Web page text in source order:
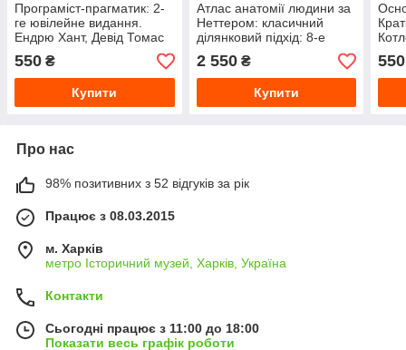
Програміст-прагматик: 2-
ге ювілейне видання.
Ендрю Хант, Девід Томас
(укр.мов)
550 ₴
Купити
Атлас анатомії людини за
Неттером: класичний
ділянковий підхід: 8-е
видання. Френк Г. Неттер
(дві мови)
2 550₴
Купити
550
Про нас
98% позитивних з 52 відгуків за рік
Працює з 08.03.2015
м. Харків
метро Історичний музей, Харків, Україна
Контакти
Сьогодні працює з 11:00 до 18:00
Показати весь графік роботи